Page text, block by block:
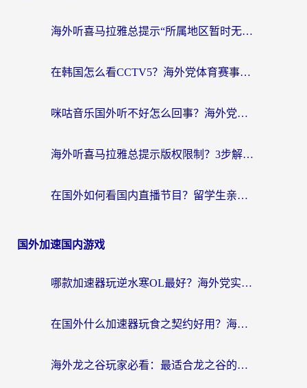
海外听喜马拉雅总提示“所属地区暂时无版权”？这个限制解除方法亲测有效！
在韩国怎么看CCTV5？海外党体育赛事+中文解说观看终极指南
咪咕音乐国外听不好怎么回事？海外党听歌自由的终极解决方案来了
海外听喜马拉雅总提示版权限制？3步解决+2个音乐平台问题全攻略
在国外如何看国内直播节目？留学生亲测有效的追剧加速指南
国外加速国内游戏
哪款加速器玩逆水寒OL最好？海外党实测后的终极选择指南
在国外什么加速器玩食之契约好用？海外党亲测有效的国服游戏加速指南
海外龙之谷玩家必看：最适合龙之谷的加速器，解决延迟卡顿还能畅玩幻书启示录和梦幻西游？